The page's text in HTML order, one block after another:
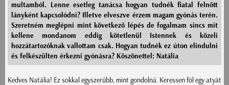
multamból. Lenne esetleg tanácsa hogyan tudnék fiatal felnőtt
lányként kapcsolódni? Illetve elveszve érzem magam gyónás terén.
Szeretném meglépni mint következő lépés de fogalmam sincs mit
kellene mondanom eddig kötetlenül Istennek és közeli
hozzátartozóknak vallottam csak. Hogyan tudnék ez úton elindulni
és felkészülten érkezni gyónásra? Köszönettel: Natália
Kedves Natália! Ez sokkal egyszerűbb, mint gondolná. Keressen föl egy atyát